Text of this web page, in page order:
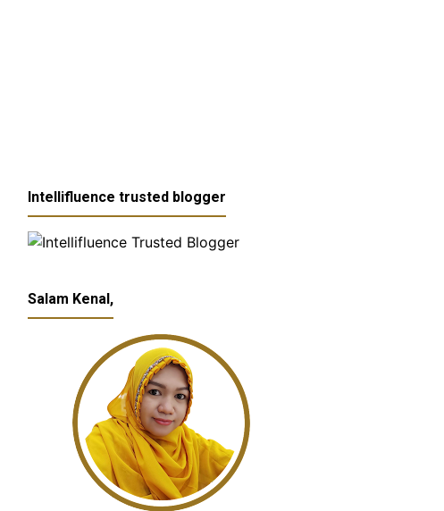
Intellifluence trusted blogger
Salam Kenal,